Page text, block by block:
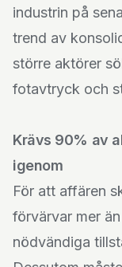
industrin på
trend av
större aktörer
fotavtryck och
Krävs 90% av
igenom
För att affären
förvärvar mer
nödvändiga